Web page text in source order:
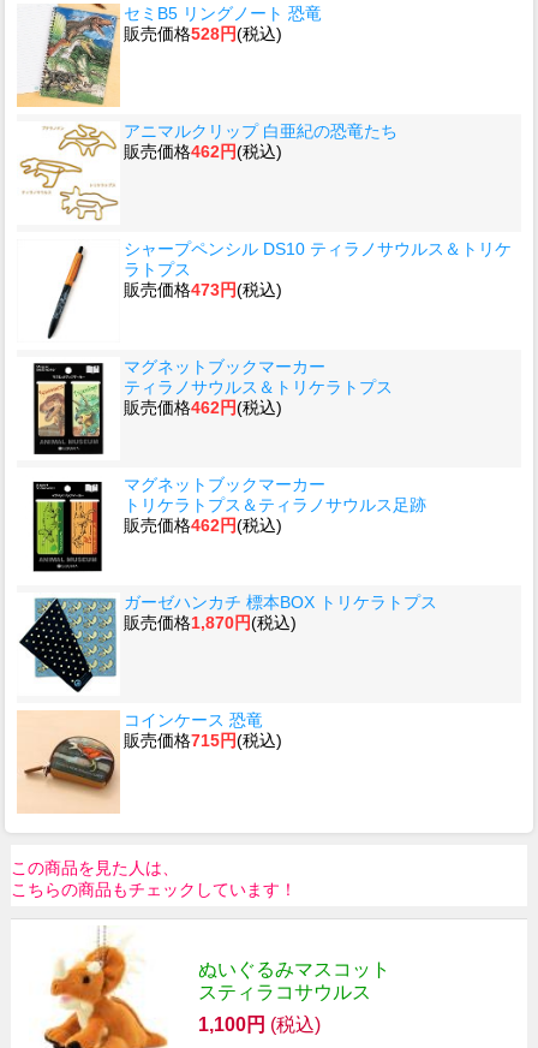
セミB5 リングノート 恐竜
販売価格528円(税込)
アニマルクリップ 白亜紀の恐竜たち
販売価格462円(税込)
シャープペンシル DS10 ティラノサウルス＆トリケ
ラトプス
販売価格473円(税込)
マグネットブックマーカー
ティラノサウルス＆トリケラトプス
販売価格462円(税込)
マグネットブックマーカー
トリケラトプス＆ティラノサウルス足跡
販売価格462円(税込)
ガーゼハンカチ 標本BOX トリケラトプス
販売価格1,870円(税込)
コインケース 恐竜
販売価格715円(税込)
この商品を見た人は、
こちらの商品もチェックしています！
ぬいぐるみマスコット
スティラコサウルス
1,100円 (税込)